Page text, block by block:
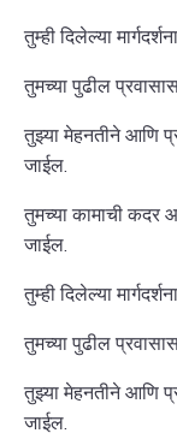
तुम्ही दिलेल्या
तुमच्या पुढील
तुझ्या मेहनतीने आणि
जाईल.
तुमच्या कामाची कदर
जाईल.
तुम्ही दिलेल्या
तुमच्या पुढील
तुझ्या मेहनतीने आणि
जाईल.